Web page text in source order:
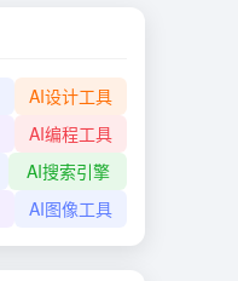
AI设计工具
AI编程工具
AI搜索引擎
AI图像工具